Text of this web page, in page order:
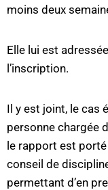
moins deux
Elle lui est
l’inscription.
Il y est joint, le cas
personne chargée
le rapport est
conseil de
permettant d’en